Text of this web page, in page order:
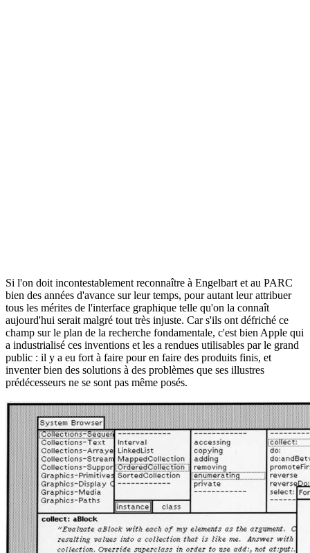
Si l'on doit incontestablement reconnaître à Engelbart et au PARC
bien des années d'avance sur leur temps, pour autant leur attribuer
tous les mérites de l'interface graphique telle qu'on la connaît
aujourd'hui serait malgré tout très injuste. Car s'ils ont défriché ce
champ sur le plan de la recherche fondamentale, c'est bien Apple qui
a industrialisé ces inventions et les a rendues utilisables par le grand
public : il y a eu fort à faire pour en faire des produits finis, et
inventer bien des solutions à des problèmes que ses illustres
prédécesseurs ne se sont pas même posés.